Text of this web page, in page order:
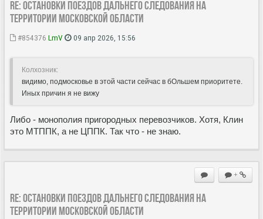
Re: Остановки поездов дальнего следования на
территории Московской области
#854376 LmV 09 апр 2026, 15:56
Колхозник:
видимо, подмосковье в этой части сейчас в бОльшем приоритете.
Иных причин я не вижу
Либо - монополия пригородных перевозчиков. Хотя, Клин
это МТППК, а не ЦППК. Так что - не знаю.
+
Re: Остановки поездов дальнего следования на
территории Московской области